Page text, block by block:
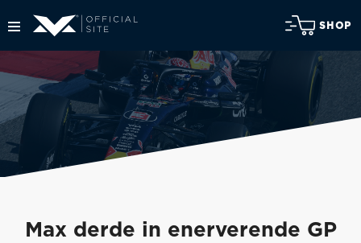
SHOP
Max derde in enerverende GP